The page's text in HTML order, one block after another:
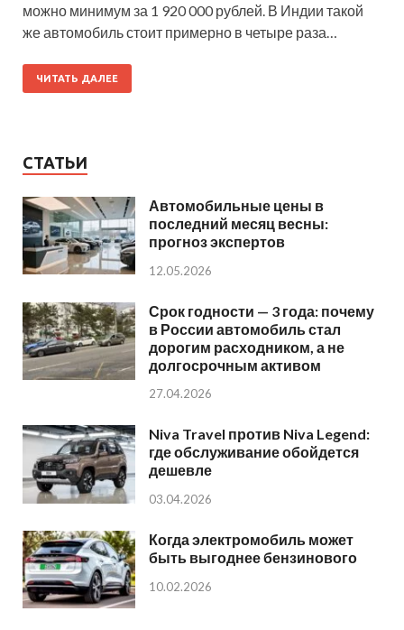
можно минимум за 1 920 000 рублей. В Индии такой
же автомобиль стоит примерно в четыре раза…
ЧИТАТЬ ДАЛЕЕ
СТАТЬИ
Автомобильные цены в
последний месяц весны:
прогноз экспертов
12.05.2026
Срок годности — 3 года: почему
в России автомобиль стал
дорогим расходником, а не
долгосрочным активом
27.04.2026
Niva Travel против Niva Legend:
где обслуживание обойдется
дешевле
03.04.2026
Когда электромобиль может
быть выгоднее бензинового
10.02.2026